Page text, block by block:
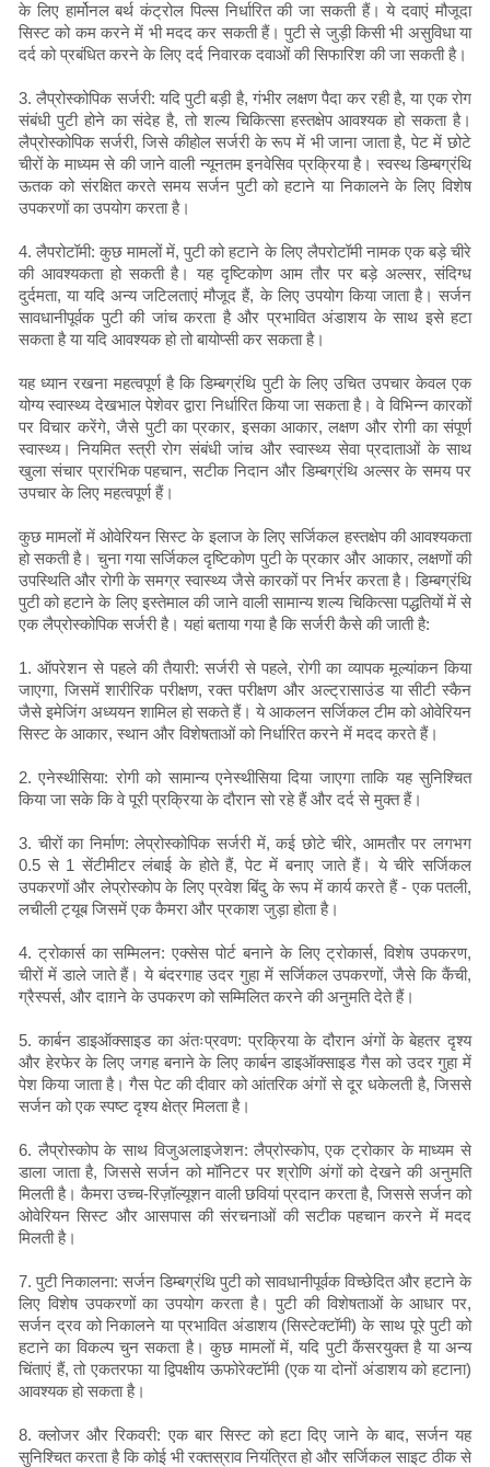
के लिए हार्मोनल बर्थ कंट्रोल पिल्स निर्धारित की जा सकती हैं। ये दवाएं मौजूदा
सिस्ट को कम करने में भी मदद कर सकती हैं। पुटी से जुड़ी किसी भी असुविधा या
दर्द को प्रबंधित करने के लिए दर्द निवारक दवाओं की सिफारिश की जा सकती है।
3. लैप्रोस्कोपिक सर्जरी: यदि पुटी बड़ी है, गंभीर लक्षण पैदा कर रही है, या एक रोग
संबंधी पुटी होने का संदेह है, तो शल्य चिकित्सा हस्तक्षेप आवश्यक हो सकता है।
लैप्रोस्कोपिक सर्जरी, जिसे कीहोल सर्जरी के रूप में भी जाना जाता है, पेट में छोटे
चीरों के माध्यम से की जाने वाली न्यूनतम इनवेसिव प्रक्रिया है। स्वस्थ डिम्बग्रंथि
ऊतक को संरक्षित करते समय सर्जन पुटी को हटाने या निकालने के लिए विशेष
उपकरणों का उपयोग करता है।
4. लैपरोटॉमी: कुछ मामलों में, पुटी को हटाने के लिए लैपरोटॉमी नामक एक बड़े चीरे
की आवश्यकता हो सकती है। यह दृष्टिकोण आम तौर पर बड़े अल्सर, संदिग्ध
दुर्दमता, या यदि अन्य जटिलताएं मौजूद हैं, के लिए उपयोग किया जाता है। सर्जन
सावधानीपूर्वक पुटी की जांच करता है और प्रभावित अंडाशय के साथ इसे हटा
सकता है या यदि आवश्यक हो तो बायोप्सी कर सकता है।
यह ध्यान रखना महत्वपूर्ण है कि डिम्बग्रंथि पुटी के लिए उचित उपचार केवल एक
योग्य स्वास्थ्य देखभाल पेशेवर द्वारा निर्धारित किया जा सकता है। वे विभिन्न कारकों
पर विचार करेंगे, जैसे पुटी का प्रकार, इसका आकार, लक्षण और रोगी का संपूर्ण
स्वास्थ्य। नियमित स्त्री रोग संबंधी जांच और स्वास्थ्य सेवा प्रदाताओं के साथ
खुला संचार प्रारंभिक पहचान, सटीक निदान और डिम्बग्रंथि अल्सर के समय पर
उपचार के लिए महत्वपूर्ण हैं।
कुछ मामलों में ओवेरियन सिस्ट के इलाज के लिए सर्जिकल हस्तक्षेप की आवश्यकता
हो सकती है। चुना गया सर्जिकल दृष्टिकोण पुटी के प्रकार और आकार, लक्षणों की
उपस्थिति और रोगी के समग्र स्वास्थ्य जैसे कारकों पर निर्भर करता है। डिम्बग्रंथि
पुटी को हटाने के लिए इस्तेमाल की जाने वाली सामान्य शल्य चिकित्सा पद्धतियों में से
एक लैप्रोस्कोपिक सर्जरी है। यहां बताया गया है कि सर्जरी कैसे की जाती है:
1. ऑपरेशन से पहले की तैयारी: सर्जरी से पहले, रोगी का व्यापक मूल्यांकन किया
जाएगा, जिसमें शारीरिक परीक्षण, रक्त परीक्षण और अल्ट्रासाउंड या सीटी स्कैन
जैसे इमेजिंग अध्ययन शामिल हो सकते हैं। ये आकलन सर्जिकल टीम को ओवेरियन
सिस्ट के आकार, स्थान और विशेषताओं को निर्धारित करने में मदद करते हैं।
2. एनेस्थीसिया: रोगी को सामान्य एनेस्थीसिया दिया जाएगा ताकि यह सुनिश्चित
किया जा सके कि वे पूरी प्रक्रिया के दौरान सो रहे हैं और दर्द से मुक्त हैं।
3. चीरों का निर्माण: लेप्रोस्कोपिक सर्जरी में, कई छोटे चीरे, आमतौर पर लगभग
0.5 से 1 सेंटीमीटर लंबाई के होते हैं, पेट में बनाए जाते हैं। ये चीरे सर्जिकल
उपकरणों और लेप्रोस्कोप के लिए प्रवेश बिंदु के रूप में कार्य करते हैं - एक पतली,
लचीली ट्यूब जिसमें एक कैमरा और प्रकाश जुड़ा होता है।
4. ट्रोकार्स का सम्मिलन: एक्सेस पोर्ट बनाने के लिए ट्रोकार्स, विशेष उपकरण,
चीरों में डाले जाते हैं। ये बंदरगाह उदर गुहा में सर्जिकल उपकरणों, जैसे कि कैंची,
ग्रैस्पर्स, और दाग़ने के उपकरण को सम्मिलित करने की अनुमति देते हैं।
5. कार्बन डाइऑक्साइड का अंतःप्रवण: प्रक्रिया के दौरान अंगों के बेहतर दृश्य
और हेरफेर के लिए जगह बनाने के लिए कार्बन डाइऑक्साइड गैस को उदर गुहा में
पेश किया जाता है। गैस पेट की दीवार को आंतरिक अंगों से दूर धकेलती है, जिससे
सर्जन को एक स्पष्ट दृश्य क्षेत्र मिलता है।
6. लैप्रोस्कोप के साथ विजुअलाइजेशन: लैप्रोस्कोप, एक ट्रोकार के माध्यम से
डाला जाता है, जिससे सर्जन को मॉनिटर पर श्रोणि अंगों को देखने की अनुमति
मिलती है। कैमरा उच्च-रिज़ॉल्यूशन वाली छवियां प्रदान करता है, जिससे सर्जन को
ओवेरियन सिस्ट और आसपास की संरचनाओं की सटीक पहचान करने में मदद
मिलती है।
7. पुटी निकालना: सर्जन डिम्बग्रंथि पुटी को सावधानीपूर्वक विच्छेदित और हटाने के
लिए विशेष उपकरणों का उपयोग करता है। पुटी की विशेषताओं के आधार पर,
सर्जन द्रव को निकालने या प्रभावित अंडाशय (सिस्टेक्टॉमी) के साथ पूरे पुटी को
हटाने का विकल्प चुन सकता है। कुछ मामलों में, यदि पुटी कैंसरयुक्त है या अन्य
चिंताएं हैं, तो एकतरफा या द्विपक्षीय ऊफोरेक्टॉमी (एक या दोनों अंडाशय को हटाना)
आवश्यक हो सकता है।
8. क्लोजर और रिकवरी: एक बार सिस्ट को हटा दिए जाने के बाद, सर्जन यह
सुनिश्चित करता है कि कोई भी रक्तस्राव नियंत्रित हो और सर्जिकल साइट ठीक से